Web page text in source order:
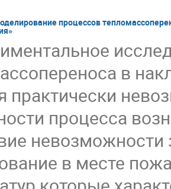
процессов
в
практически
процесса
невозможности
в месте